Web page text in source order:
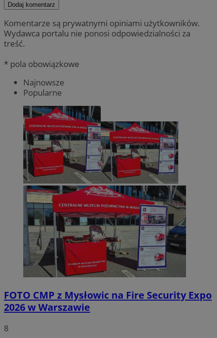
Dodaj komentarz
Komentarze są prywatnymi opiniami użytkowników.
Wydawca portalu nie ponosi odpowiedzialności za
treść.
* pola obowiązkowe
Najnowsze
Popularne
FOTO CMP z Mysłowic na Fire Security Expo
2026 w Warszawie
8